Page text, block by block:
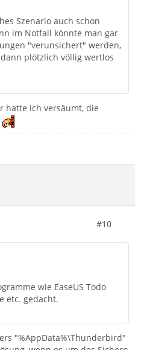
Szenario auch schon
im Notfall könnte man gar
"verunsichert" werden,
plötzlich völlig wertlos
hatte ich versäumt, die
#10
wie EaseUS Todo
etc. gedacht.
"%AppData%\Thunderbird"